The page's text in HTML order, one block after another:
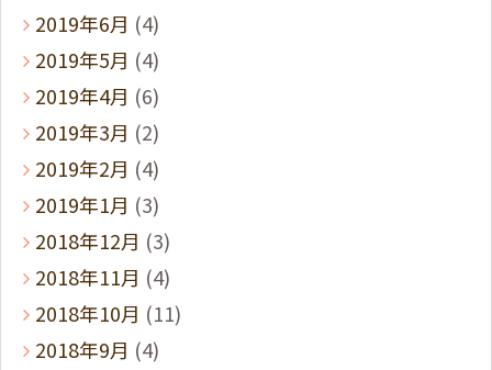
2019年6月 (4)
2019年5月 (4)
2019年4月 (6)
2019年3月 (2)
2019年2月 (4)
2019年1月 (3)
2018年12月 (3)
2018年11月 (4)
2018年10月 (11)
2018年9月 (4)